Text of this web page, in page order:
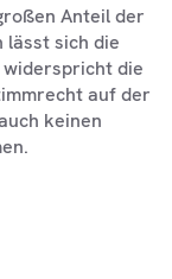
Anteil der
lässt sich die
die
auf der
keinen